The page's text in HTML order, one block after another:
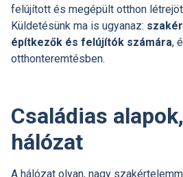
felújított és megépült otthon
Küldetésünk ma is ugyanaz:
építkezők és felújítók számára,
otthonteremtésben.
Családias
hálózat
A hálózat olyan, nagy